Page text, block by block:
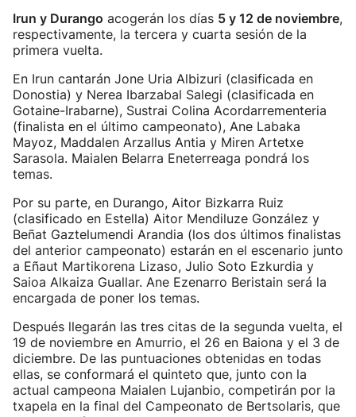
Irun y Durango acogerán los días 5 y 12 de noviembre,
respectivamente, la tercera y cuarta sesión de la
primera vuelta.
En Irun cantarán Jone Uria Albizuri (clasificada en
Donostia) y Nerea Ibarzabal Salegi (clasificada en
Gotaine-Irabarne), Sustrai Colina Acordarrementeria
(finalista en el último campeonato), Ane Labaka
Mayoz, Maddalen Arzallus Antia y Miren Artetxe
Sarasola. Maialen Belarra Eneterreaga pondrá los
temas.
Por su parte, en Durango, Aitor Bizkarra Ruiz
(clasificado en Estella) Aitor Mendiluze González y
Beñat Gaztelumendi Arandia (los dos últimos finalistas
del anterior campeonato) estarán en el escenario junto
a Eñaut Martikorena Lizaso, Julio Soto Ezkurdia y
Saioa Alkaiza Guallar. Ane Ezenarro Beristain será la
encargada de poner los temas.
Después llegarán las tres citas de la segunda vuelta, el
19 de noviembre en Amurrio, el 26 en Baiona y el 3 de
diciembre. De las puntuaciones obtenidas en todas
ellas, se conformará el quinteto que, junto con la
actual campeona Maialen Lujanbio, competirán por la
txapela en la final del Campeonato de Bertsolaris, que